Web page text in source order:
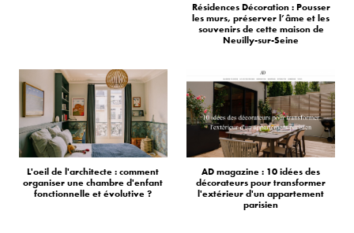
Résidences Décoration : Pousser
les murs, préserver l’âme et les
souvenirs de cette maison de
Neuilly-sur-Seine
L'oeil de l'architecte : comment
organiser une chambre d'enfant
fonctionnelle et évolutive ?
AD magazine : 10 idées des
décorateurs pour transformer
l'extérieur d'un appartement
parisien